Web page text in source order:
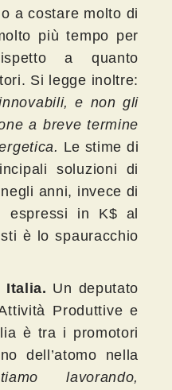
a costare molto di
più tempo per
a quanto
Si legge inoltre:
e non gli
a breve termine
Le stime di
soluzioni di
anni, invece di
espressi in K$ al
è lo spauracchio
Italia. Un deputato
Produttive e
è tra i promotori
dell’atomo nella
lavorando,